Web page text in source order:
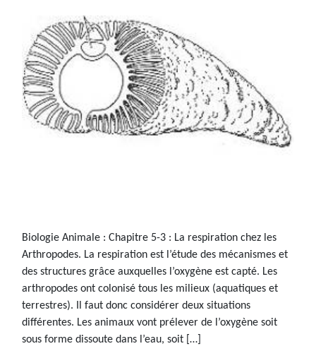
Biologie Animale : Chapitre 5-3 : La respiration chez les
Arthropodes. La respiration est l’étude des mécanismes et
des structures grâce auxquelles l’oxygène est capté. Les
arthropodes ont colonisé tous les milieux (aquatiques et
terrestres). Il faut donc considérer deux situations
différentes. Les animaux vont prélever de l’oxygène soit
sous forme dissoute dans l’eau, soit […]